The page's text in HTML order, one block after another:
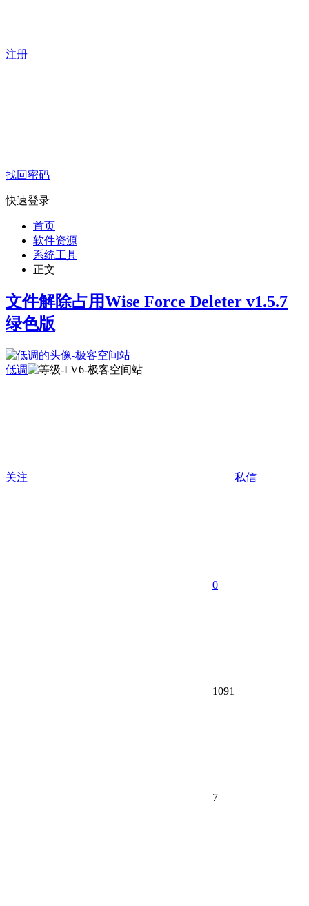
注册
找回密码
快速登录
首页
软件资源
系统工具
正文
文件解除占用Wise Force Deleter v1.5.7
绿色版
低调
关注 私信
0
1091
7